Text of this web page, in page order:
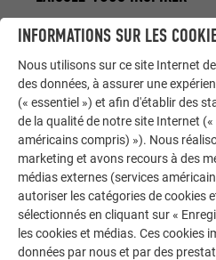
La galerie de références
polyvalence de l’aluminium.
impressionnants avec les
durables de PREFA pour
façades.
VOIR DAVANTAGE DE
INFORMATIONS SUR LES
Nous utilisons sur ce site Internet
des données, à assurer une
(« essentiel ») et afin d'établir des
de la qualité de notre site Internet
américains compris) »). Nous
marketing et avons recours à des
médias externes (services
autoriser les catégories de cookies
sélectionnés en cliquant sur «
les cookies et médias. Ces cookies
données par nous et par des